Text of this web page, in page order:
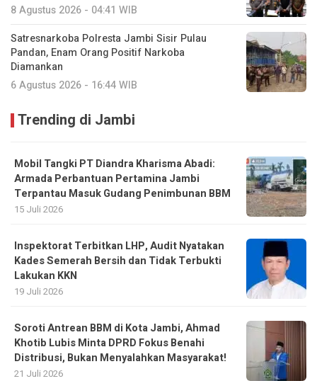
8 Agustus 2026 - 04:41 WIB
Satresnarkoba Polresta Jambi Sisir Pulau
Pandan, Enam Orang Positif Narkoba
Diamankan
6 Agustus 2026 - 16:44 WIB
Trending di Jambi
Mobil Tangki PT Diandra Kharisma Abadi:
Armada Perbantuan Pertamina Jambi
Terpantau Masuk Gudang Penimbunan BBM
15 Juli 2026
Inspektorat Terbitkan LHP, Audit Nyatakan
Kades Semerah Bersih dan Tidak Terbukti
Lakukan KKN
19 Juli 2026
Soroti Antrean BBM di Kota Jambi, Ahmad
Khotib Lubis Minta DPRD Fokus Benahi
Distribusi, Bukan Menyalahkan Masyarakat!
21 Juli 2026